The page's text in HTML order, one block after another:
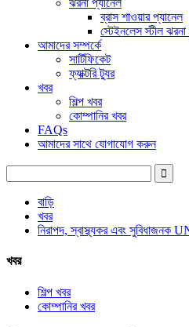
ঝরনা প্যানেল
ব্রাস শাওয়ার প্যানেল
স্টেইনলেস স্টীল ঝরনা
আমাদের সম্পর্কে
সার্টিফিকেট
ফ্যাক্টরি ট্যুর
খবর
শিল্প খবর
কোম্পানির খবর
FAQs
আমাদের সাথে যোগাযোগ করুন
বাড়ি
খবর
নিরাপদ, স্বাস্থ্যকর এবং সুবিধাজনক
খবর
শিল্প খবর
কোম্পানির খবর